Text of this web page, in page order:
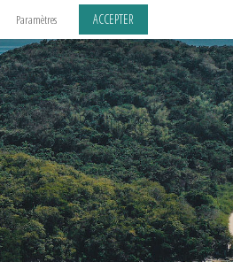
Paramètres ACCEPTER